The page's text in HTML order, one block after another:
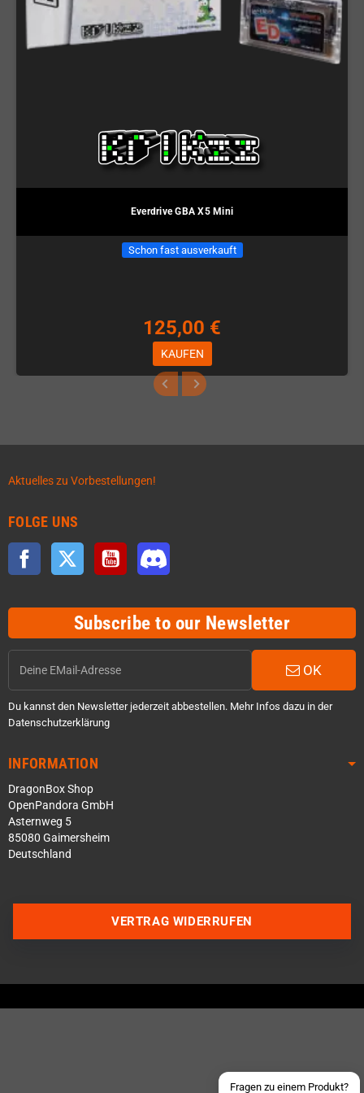
Everdrive GBA X5 Mini
Schon fast ausverkauft
125,00 €
KAUFEN
Aktuelles zu Vorbestellungen!
FOLGE UNS
Facebook Twitter YouTube
Subscribe to our Newsletter
OK
Du kannst den Newsletter jederzeit abbestellen. Mehr Infos dazu in der
Datenschutzerklärung
INFORMATION
DragonBox Shop
OpenPandora GmbH
Asternweg 5
85080 Gaimersheim
Deutschland
Fragen zu einem Produkt?
Schick uns eine eMail
VERTRAG WIDERRUFEN